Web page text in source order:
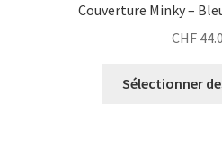
Couverture Minky –
CHF
Sélectionner